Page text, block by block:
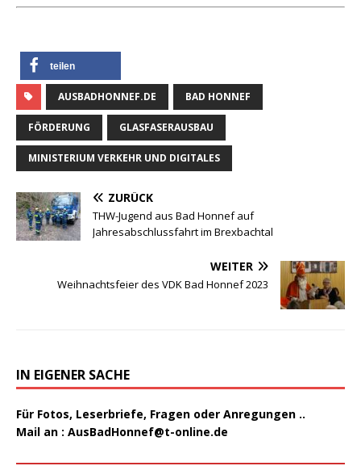
teilen
AUSBADHONNEF.DE BAD HONNEF
FÖRDERUNG GLASFASERAUSBAU
MINISTERIUM VERKEHR UND DIGITALES
ZURÜCK
THW-Jugend aus Bad Honnef auf
Jahresabschlussfahrt im Brexbachtal
WEITER
Weihnachtsfeier des VDK Bad Honnef 2023
IN EIGENER SACHE
Für Fotos, Leserbriefe, Fragen oder Anregungen ..
Mail an : AusBadHonnef@t-online.de